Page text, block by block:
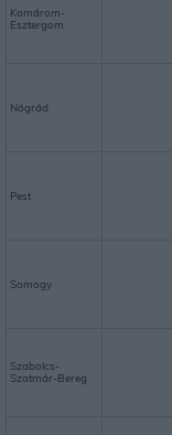
Komárom-
Esztergom
Nógrád
Pest
Somogy
Szabolcs-
Szatmár-Bereg